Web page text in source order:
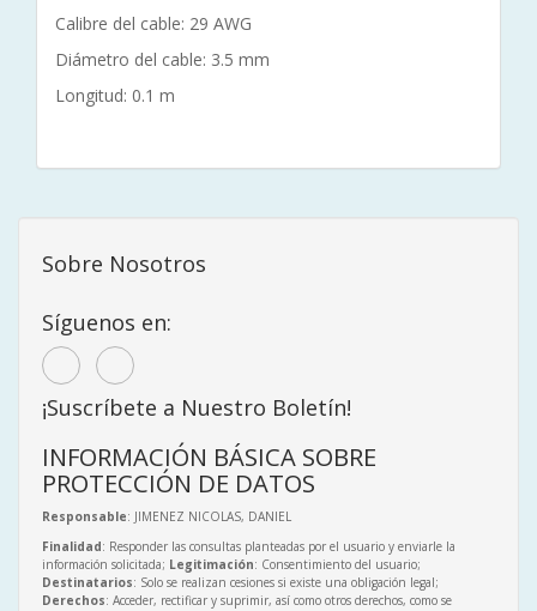
Calibre del cable: 29 AWG
Diámetro del cable: 3.5 mm
Longitud: 0.1 m
Sobre Nosotros
Síguenos en:
¡Suscríbete a Nuestro Boletín!
INFORMACIÓN BÁSICA SOBRE
PROTECCIÓN DE DATOS
Responsable: JIMENEZ NICOLAS, DANIEL
Finalidad: Responder las consultas planteadas por el usuario y enviarle la
información solicitada; Legitimación: Consentimiento del usuario;
Destinatarios: Solo se realizan cesiones si existe una obligación legal;
Derechos: Acceder, rectificar y suprimir, así como otros derechos, como se